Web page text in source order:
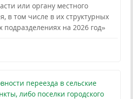
или органу местного
в том числе в их структурных
подразделениях на 2026 год»
переезда в сельские
либо поселки городского